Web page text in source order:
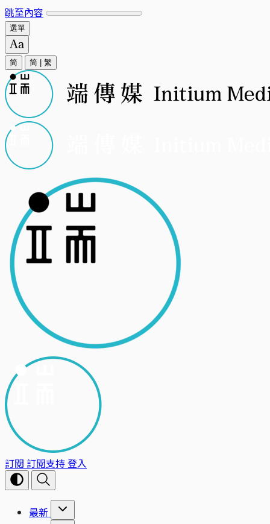
跳至內容
選單
简 简 繁
訂閱 訂閱支持登入
最新